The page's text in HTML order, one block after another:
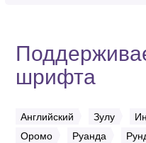
шрифта
Английский Зулу
Оромо
Руанда